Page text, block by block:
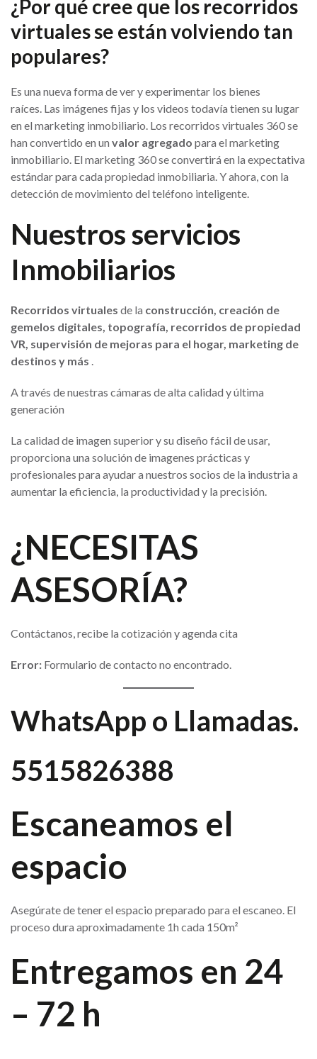
¿Por qué cree que los recorridos
virtuales se están volviendo tan
populares?
Es una nueva forma de ver y experimentar los bienes
raíces. Las imágenes fijas y los videos todavía tienen su lugar
en el marketing inmobiliario. Los recorridos virtuales 360 se
han convertido en un valor agregado para el marketing
inmobiliario. El marketing 360 se convertirá en la expectativa
estándar para cada propiedad inmobiliaria. Y ahora, con la
detección de movimiento del teléfono inteligente.
Nuestros servicios
Inmobiliarios
Recorridos virtuales de la construcción, creación de
gemelos digitales, topografía, recorridos de propiedad
VR, supervisión de mejoras para el hogar, marketing de
destinos y más .
A través de nuestras cámaras de alta calidad y última
generación
La calidad de imagen superior y su diseño fácil de usar,
proporciona una solución de imagenes prácticas y
profesionales para ayudar a nuestros socios de la industria a
aumentar la eficiencia, la productividad y la precisión.
¿NECESITAS
ASESORÍA?
Contáctanos, recibe la cotización y agenda cita
Error: Formulario de contacto no encontrado.
WhatsApp o Llamadas.
5515826388
Escaneamos el
espacio
Asegúrate de tener el espacio preparado para el escaneo. El
proceso dura aproximadamente 1h cada 150m²
Entregamos en 24
– 72 h